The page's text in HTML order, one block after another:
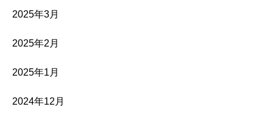
2025年3月
2025年2月
2025年1月
2024年12月